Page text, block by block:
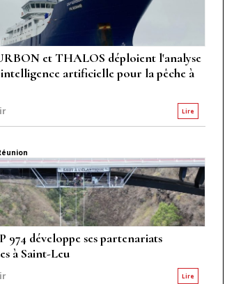
et THALOS déploient l'analyse
artificielle pour la pêche à
Lire
974 développe ses partenariats
à Saint-Leu
Lire